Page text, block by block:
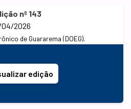
nº 143
04/2026
de Guararema (DOEG).
edição